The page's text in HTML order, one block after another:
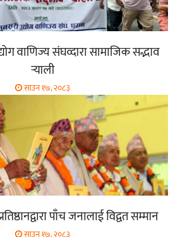
वाणिज्य संघव्दारा सामाजिक सद्भाव
र्‍याली
साउन १७, २०८३
पाँच जनालाई विद्वत सम्मान